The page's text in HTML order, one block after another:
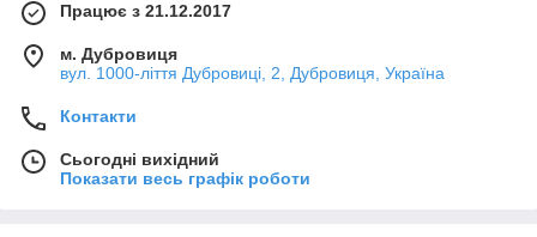
Працює з 21.12.2017
м. Дубровиця
вул. 1000-ліття Дубровиці, 2, Дубровиця, Україна
Контакти
Сьогодні вихідний
Показати весь графік роботи